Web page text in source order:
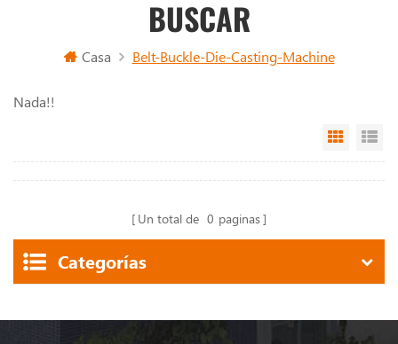
BUSCAR
Casa Belt-Buckle-Die-Casting-Machine
Nada!!
Grid
Un total de 0 paginas
Categorías